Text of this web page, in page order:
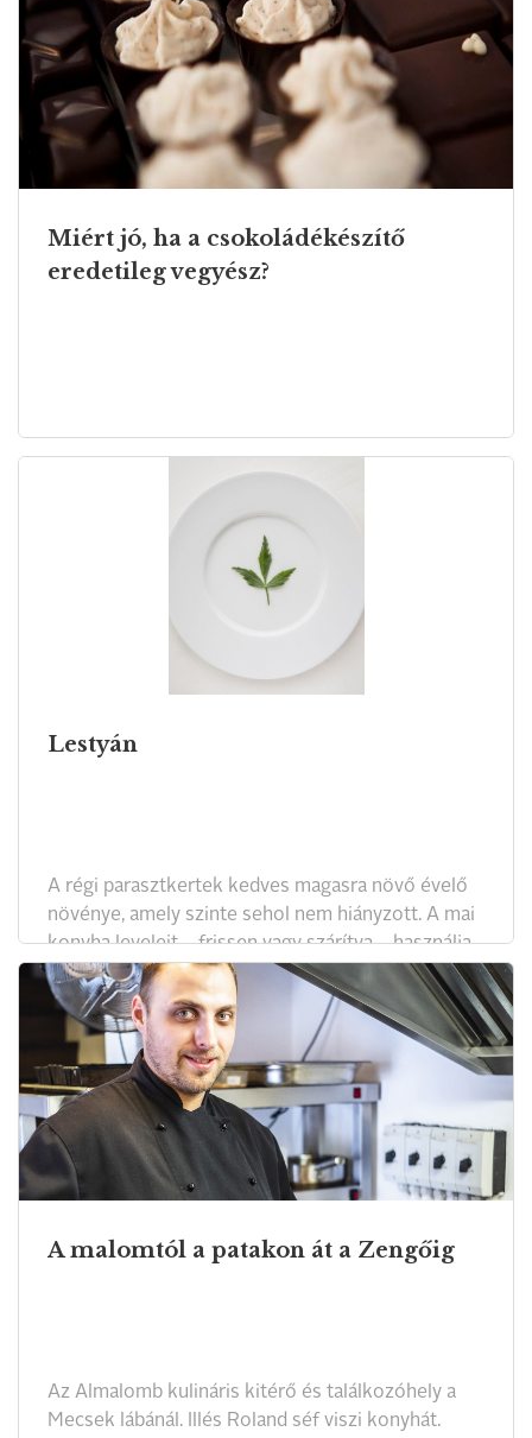
Miért jó, ha a csokoládékészítő
eredetileg vegyész?
Lestyán
A régi parasztkertek kedves magasra növő évelő
növénye, amely szinte sehol nem hiányzott. A mai
konyha leveleit – frissen vagy szárítva – használja,
leves- és ecetízesítőként. A klasszikus húslevesek
ízharmonizációjához – öreganyáink emlékezetes
leveseiben – mindig nélkülözhetetlenül kedves
fűszer volt.
A malomtól a patakon át a Zengőig
Az Almalomb kulináris kitérő és találkozóhely a
Mecsek lábánál. Illés Roland séf viszi konyhát.